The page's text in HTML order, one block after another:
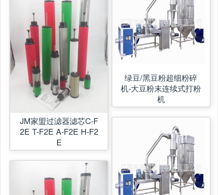
JM家盟过滤器滤芯C-F
2E T-F2E A-F2E H-F2
E
绿豆/黑豆粉超细粉碎
机-大豆粉末连续式打粉
机